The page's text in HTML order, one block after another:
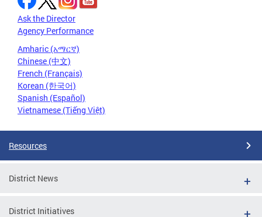
Ask the Director
Agency Performance
Amharic (አማርኛ)
Chinese (中文)
French (Français)
Korean (한국어)
Spanish (Español)
Vietnamese (Tiếng Việt)
Resources
District News
District Initiatives